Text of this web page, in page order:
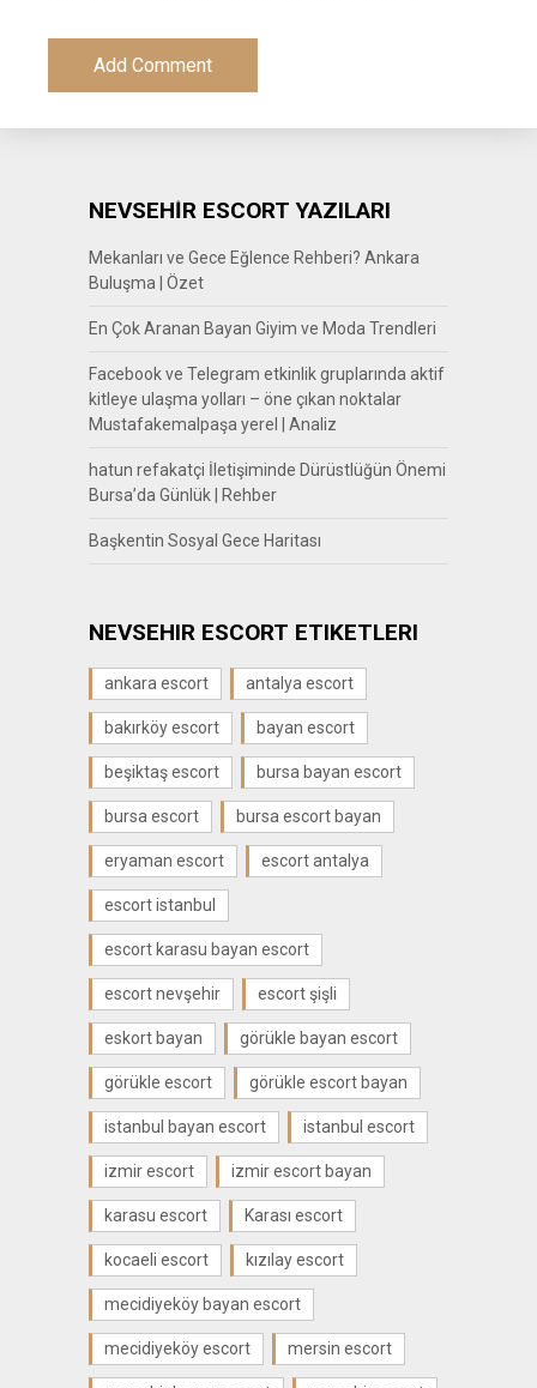
NEVSEHİR ESCORT YAZILARI
Mekanları ve Gece Eğlence Rehberi? Ankara
Buluşma | Özet
En Çok Aranan Bayan Giyim ve Moda Trendleri
Facebook ve Telegram etkinlik gruplarında aktif
kitleye ulaşma yolları – öne çıkan noktalar
Mustafakemalpaşa yerel | Analiz
hatun refakatçi İletişiminde Dürüstlüğün Önemi
Bursa’da Günlük | Rehber
Başkentin Sosyal Gece Haritası
NEVSEHIR ESCORT ETIKETLERI
ankara escort antalya escort
bakırköy escort bayan escort
beşiktaş escort bursa bayan escort
bursa escort bursa escort bayan
eryaman escort escort antalya
escort istanbul
escort karasu bayan escort
escort nevşehir escort şişli
eskort bayan görükle bayan escort
görükle escort görükle escort bayan
istanbul bayan escort istanbul escort
izmir escort izmir escort bayan
karasu escort Karası escort
kocaeli escort kızılay escort
mecidiyeköy bayan escort
mecidiyeköy escort mersin escort